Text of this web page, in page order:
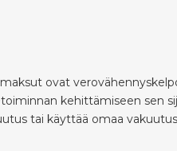
ovat
kehittämiseen sen
tai käyttää omaa